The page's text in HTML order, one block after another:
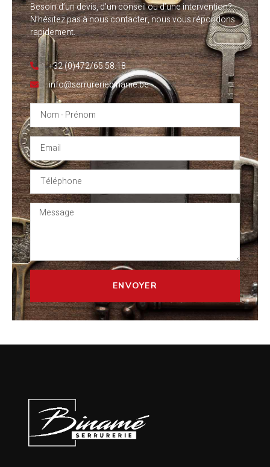
Besoin d’un devis, d’un conseil ou d’une intervention?
N’hésitez pas à nous contacter, nous vous répondons
rapidement.
+32 (0)472/65.58.18
info@serrureriebiname.be
ENVOYER